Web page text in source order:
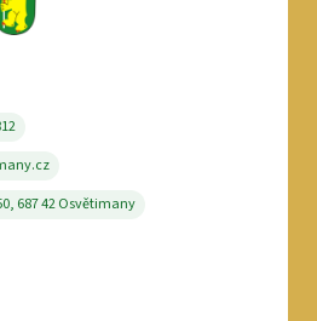
687 42 Osvětimany